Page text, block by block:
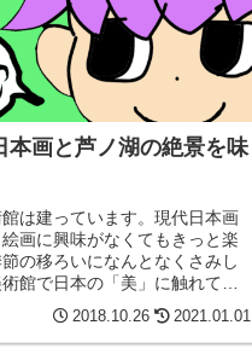
本画と芦ノ湖の絶景を味
は建っています。現代日本画
画に興味がなくてもきっと楽
の移ろいになんとなくさみし
館で日本の「美」に触れてみ
2018.10.26 2021.01.01